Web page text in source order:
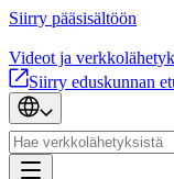
Siirry pääsisältöön
Videot ja
Siirry eduskunnan